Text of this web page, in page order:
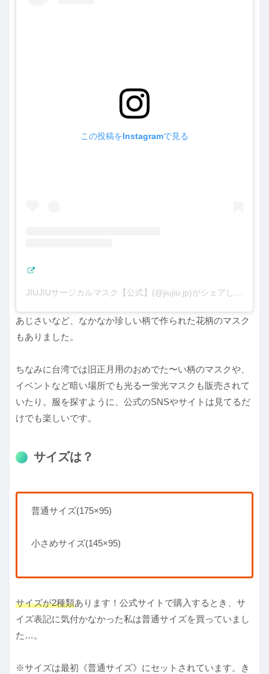
この投稿をInstagramで見る
JIUJIUサージカルマスク【公式】(@jiujiu.jp)がシェアした投稿
あじさいなど、なかなか珍しい柄で作られた花柄のマスク
もありました。
ちなみに台湾では旧正月用のおめでた〜い柄のマスクや、
イベントなど暗い場所でも光るー蛍光マスクも販売されて
いたり。服を探すように、公式のSNSやサイトは見てるだ
けでも楽しいです。
サイズは？
普通サイズ(175×95)
小さめサイズ(145×95)
サイズが2種類あります！公式サイトで購入するとき、サ
イズ表記に気付かなかった私は普通サイズを買っていまし
た…。
※サイズは最初《普通サイズ》にセットされています。き